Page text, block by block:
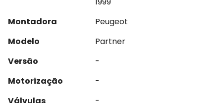
Montadora
Peugeot
Modelo
Partner
Versão
-
Motorização
-